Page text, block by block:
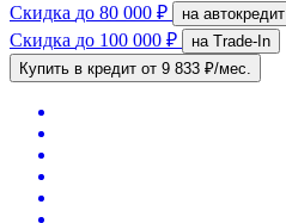
Скидка до 80 000 ₽ на автокредит
Скидка до 100 000 ₽
на Trade-In
Купить в кредит от 9 833 ₽/мес.